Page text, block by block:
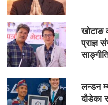
खोटाङ
प्राज्ञ
लन्डन
दौडेका